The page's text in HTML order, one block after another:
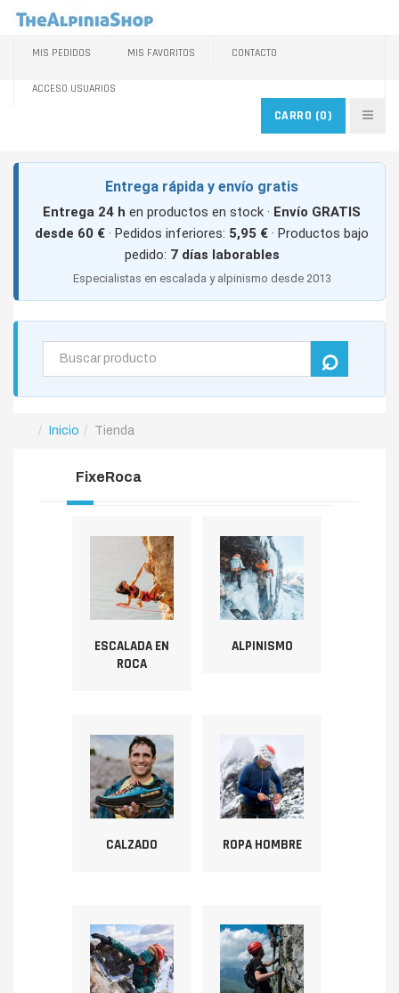
MIS PEDIDOS MIS FAVORITOS CONTACTO
ACCESO USUARIOS
CARRO (0)
Entrega rápida y envío gratis
Entrega 24 h en productos en stock · Envío GRATIS
desde 60 € · Pedidos inferiores: 5,95 € · Productos bajo
pedido: 7 días laborables
Especialistas en escalada y alpinismo desde 2013
Inicio Tienda
FixeRoca
ESCALADA EN
ROCA
ALPINISMO
CALZADO ROPA HOMBRE